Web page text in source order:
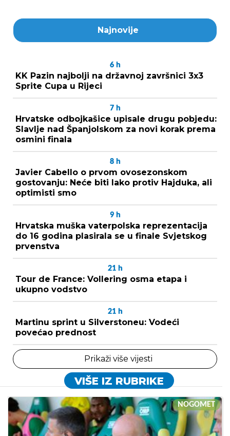
Najnovije
6 h
KK Pazin najbolji na državnoj završnici 3x3
Sprite Cupa u Rijeci
7 h
Hrvatske odbojkašice upisale drugu pobjedu:
Slavlje nad Španjolskom za novi korak prema
osmini finala
8 h
Javier Cabello o prvom ovosezonskom
gostovanju: Neće biti lako protiv Hajduka, ali
optimisti smo
9 h
Hrvatska muška vaterpolska reprezentacija
do 16 godina plasirala se u finale Svjetskog
prvenstva
21 h
Tour de France: Vollering osma etapa i
ukupno vodstvo
21 h
Martinu sprint u Silverstoneu: Vodeći
povećao prednost
Prikaži više vijesti
VIŠE IZ RUBRIKE
NOGOMET